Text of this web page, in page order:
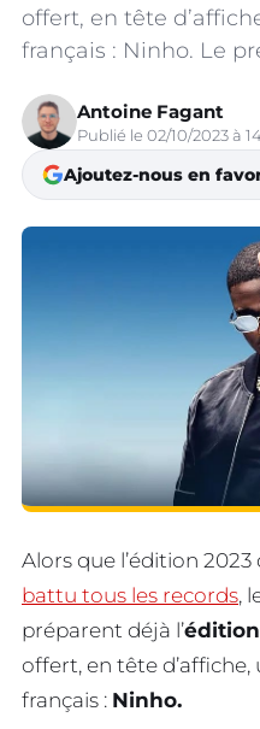
offert, en tête
français : Ninho. Le
Antoine Fagant
Publié le 02/10/2023 à
Ajoutez-nous en
Alors que l’édition 2023
battu tous les records,
préparent déjà l’
offert, en tête
français : Ninho.